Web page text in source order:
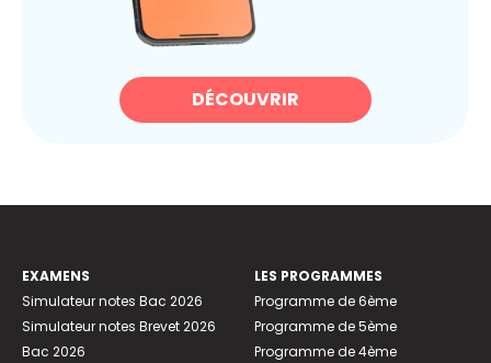
DÉCOUVRIR
EXAMENS
Simulateur notes Bac 2026
Simulateur notes Brevet 2026
Bac 2026
LES PROGRAMMES
Programme de 6ème
Programme de 5ème
Programme de 4ème